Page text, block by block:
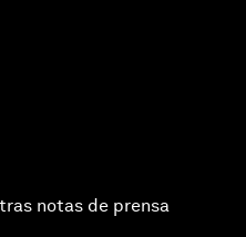
notas de prensa